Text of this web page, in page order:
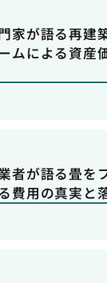
家が語る再建
ムによる資産
者が語る畳を
費用の真実と